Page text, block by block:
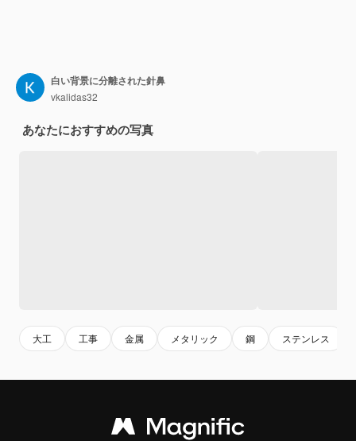
白い背景に分離された針鼻
vkalidas32
あなたにおすすめの写真
大工 工事 金属 メタリック 鋼 ステンレス